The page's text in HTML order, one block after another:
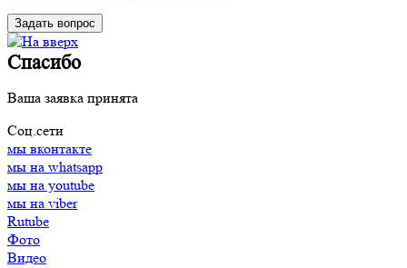
Спасибо
Ваша заявка принята
Соц.сети
мы вконтакте
мы на whatsapp
мы на youtube
мы на viber
Rutube
Фото
Видео